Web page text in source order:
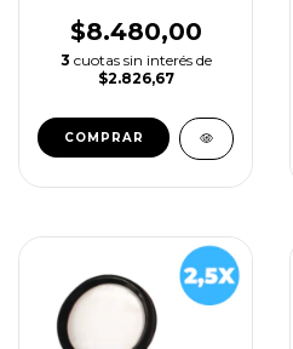
$8.480,00
3 cuotas sin interés de
$2.826,67